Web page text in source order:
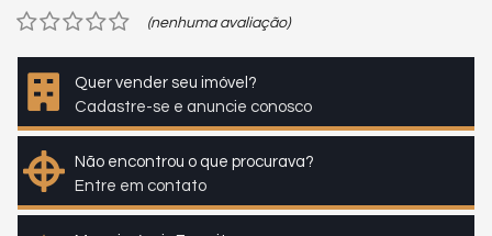
(nenhuma avaliação)
Quer vender seu imóvel?
Cadastre-se e anuncie conosco
Não encontrou o que procurava?
Entre em contato